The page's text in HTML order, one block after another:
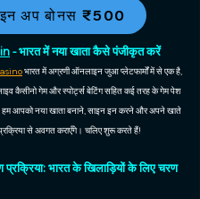
अप बोनस ₹500
- भारत में नया खाता कैसे पंजीकृत करें
भारत में अग्रणी ऑनलाइन जुआ प्लेटफार्मों में से एक है,
कैसीनो गेम और स्पोर्ट्स बेटिंग सहित कई तरह के गेम पेश
हम आपको नया खाता बनाने, साइन इन करने और अपने खाते
से अवगत कराएँगे। चलिए शुरू करते हैं!
प्रक्रिया: भारत के खिलाड़ियों के लिए चरण